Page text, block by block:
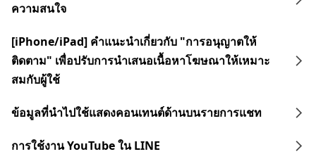
ความสนใจ
[iPhone/iPad] คำแนะนำเกี่ยวกับ "การอนุญาตให้
ติดตาม" เพื่อปรับการนำเสนอเนื้อหาโฆษณาให้เหมาะ
สมกับผู้ใช้
ข้อมูลที่นำไปใช้แสดงคอนเทนต์ด้านบนรายการแชท
การใช้งาน YouTube ใน LINE